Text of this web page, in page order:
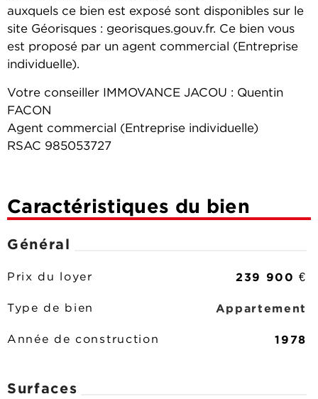
auxquels ce bien est exposé sont disponibles sur le
site Géorisques : georisques.gouv.fr. Ce bien vous
est proposé par un agent commercial (Entreprise
individuelle).
Votre conseiller IMMOVANCE JACOU : Quentin
FACON
Agent commercial (Entreprise individuelle)
RSAC 985053727
Caractéristiques du bien
Général
Prix du loyer 239 900 €
Type de bien Appartement
Année de construction 1978
Surfaces